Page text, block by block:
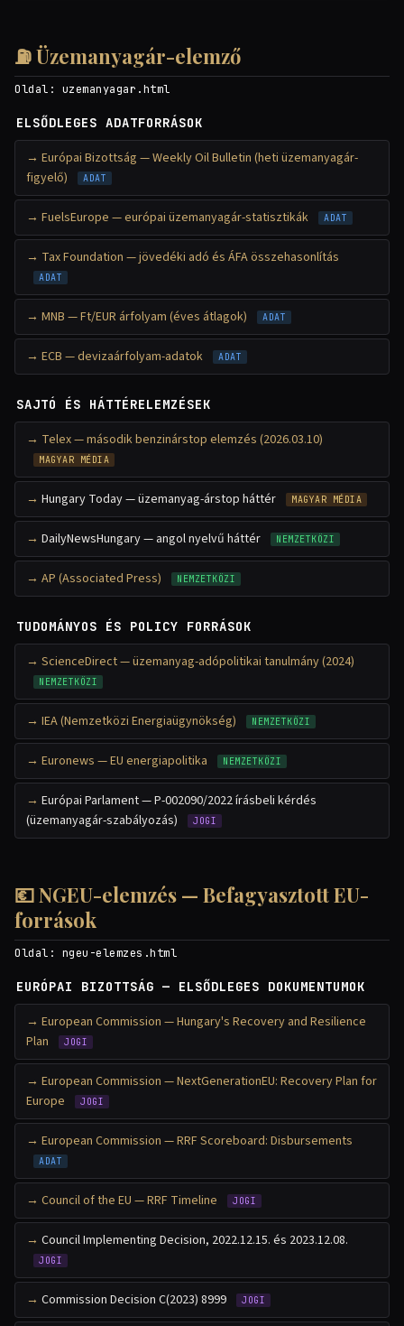
⛽ Üzemanyagár-elemző
Oldal: uzemanyagar.html
ELSŐDLEGES ADATFORRÁSOK
Európai Bizottság — Weekly Oil Bulletin (heti üzemanyagár-
figyelő)
ADAT
FuelsEurope — európai üzemanyagár-statisztikák ADAT
Tax Foundation — jövedéki adó és ÁFA összehasonlítás
ADAT
MNB — Ft/EUR árfolyam (éves átlagok) ADAT
ECB — devizaárfolyam-adatok ADAT
SAJTÓ ÉS HÁTTÉRELEMZÉSEK
Telex — második benzinárstop elemzés (2026.03.10)
MAGYAR MÉDIA
Hungary Today — üzemanyag-árstop háttér MAGYAR MÉDIA
DailyNewsHungary — angol nyelvű háttér NEMZETKÖZI
AP (Associated Press) NEMZETKÖZI
TUDOMÁNYOS ÉS POLICY FORRÁSOK
ScienceDirect — üzemanyag-adópolitikai tanulmány (2024)
NEMZETKÖZI
IEA (Nemzetközi Energiaügynökség) NEMZETKÖZI
Euronews — EU energiapolitika NEMZETKÖZI
Európai Parlament — P-002090/2022 írásbeli kérdés
(üzemanyagár-szabályozás)
JOGI
💶 NGEU-elemzés — Befagyasztott EU-
források
Oldal: ngeu-elemzes.html
EURÓPAI BIZOTTSÁG — ELSŐDLEGES DOKUMENTUMOK
European Commission — Hungary's Recovery and Resilience
Plan
JOGI
European Commission — NextGenerationEU: Recovery Plan for
Europe
JOGI
European Commission — RRF Scoreboard: Disbursements
ADAT
Council of the EU — RRF Timeline JOGI
Council Implementing Decision, 2022.12.15. és 2023.12.08.
JOGI
Commission Decision C(2023) 8999 JOGI